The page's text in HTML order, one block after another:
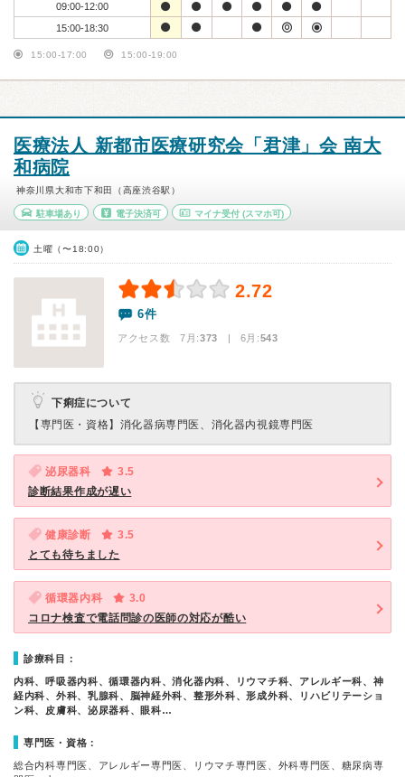
09:00-12:00
15:00-18:30
15:00-17:00 15:00-19:00
医療法人 新都市医療研究会「君津」会 南大
和病院
神奈川県大和市下和田（高座渋谷駅）
駐車場あり 電子決済可 マイナ受付 (スマホ可)
土曜（〜18:00）
2.72
6件
アクセス数 7月:373 | 6月:543
下痢症について
【専門医・資格】 消化器病専門医、消化器内視鏡専門医
泌尿器科
3.5
診断結果作成が遅い
健康診断
3.5
とても待ちました
循環器内科
3.0
コロナ検査で電話問診の医師の対応が酷い
診療科目：
内科、呼吸器内科、循環器内科、消化器内科、リウマチ科、アレルギー科、神
経内科、外科、乳腺科、脳神経外科、整形外科、形成外科、リハビリテーショ
ン科、皮膚科、泌尿器科、眼科…
専門医・資格：
総合内科専門医、アレルギー専門医、リウマチ専門医、外科専門医、糖尿病専